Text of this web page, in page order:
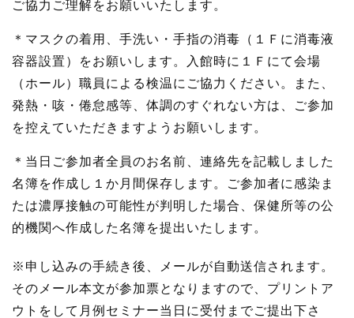
ご協力ご理解をお願いいたします。
＊マスクの着用、手洗い・手指の消毒（１Ｆに消毒液
容器設置）をお願いします。入館時に１Ｆにて会場
（ホール）職員による検温にご協力ください。また、
発熱・咳・倦怠感等、体調のすぐれない方は、ご参加
を控えていただきますようお願いします。
＊当日ご参加者全員のお名前、連絡先を記載しました
名簿を作成し１か月間保存します。ご参加者に感染ま
たは濃厚接触の可能性が判明した場合、保健所等の公
的機関へ作成した名簿を提出いたします。
※申し込みの手続き後、メールが自動送信されます。
そのメール本文が参加票となりますので、プリントア
ウトをして月例セミナー当日に受付までご提出下さ